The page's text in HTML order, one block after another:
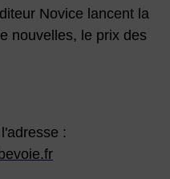
Novice lancent la
nouvelles, le prix des
: